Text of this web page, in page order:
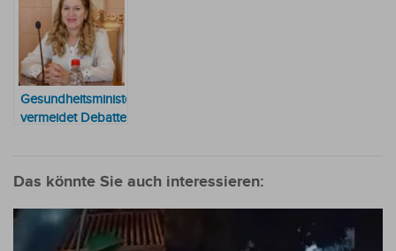
Gesundheitsministerin
vermeidet Debatte
Wirtschaft
Das könnte Sie auch interessieren: